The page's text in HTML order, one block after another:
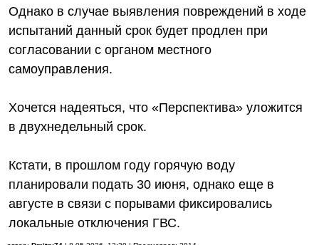
Однако в случае выявления повреждений в ходе
испытаний данный срок будет продлен при
согласовании с органом местного
самоуправления.
Хочется надеяться, что «Перспектива» уложится
в двухнедельный срок.
Кстати, в прошлом году горячую воду
планировали подать 30 июня, однако еще в
августе в связи с порывами фиксировались
локальные отключения ГВС.